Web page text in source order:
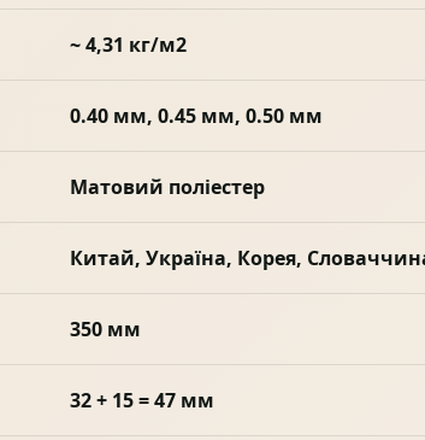
~ 4,31 кг/м2
0.40 мм, 0.45 мм, 0.50 мм
Матовий поліестер
Китай, Україна, Корея,
350 мм
32 + 15 = 47 мм